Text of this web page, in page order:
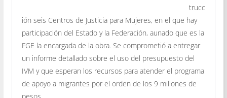
trucc
ión seis Centros de Justicia para Mujeres, en el que hay
participación del Estado y la Federación, aunado que es la
FGE la encargada de la obra. Se comprometió a entregar
un informe detallado sobre el uso del presupuesto del
IVM y que esperan los recursos para atender el programa
de apoyo a migrantes por el orden de los 9 millones de